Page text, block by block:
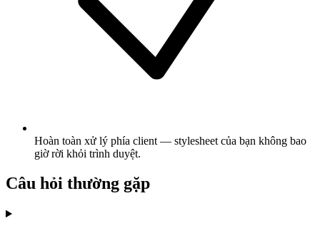
Hoàn toàn xử lý phía client — stylesheet của bạn không bao
giờ rời khỏi trình duyệt.
Câu hỏi thường gặp